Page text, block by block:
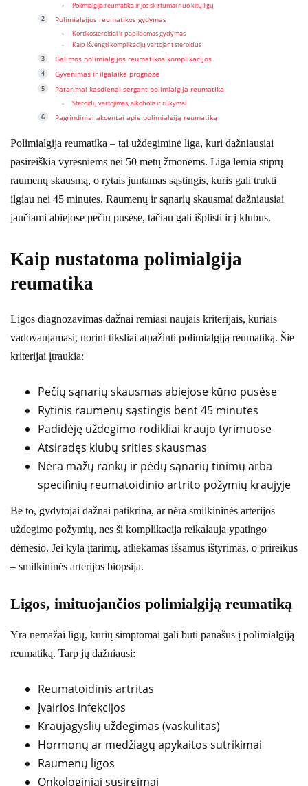
Polimialgija reumatika ir jos skirtumai nuo kitų ligų
Polimialgijos reumatikos gydymas
Kortikosteroidai ir papildomas gydymas
Kaip išvengti komplikacijų vartojant steroidus
Galimos polimialgijos reumatikos komplikacijos
Gyvenimas ir ilgalaikė prognozė
Patarimai kasdienai sergant polimialgija reumatika
Steroidų vartojimas, alkoholis ir rūkymai
Pagrindiniai akcentai apie polimialgiją reumatiką
Polimialgija reumatika – tai uždegiminė liga, kuri dažniausiai
pasireiškia vyresniems nei 50 metų žmonėms. Liga lemia stiprų
raumenų skausmą, o rytais juntamas sąstingis, kuris gali trukti
ilgiau nei 45 minutes. Raumenų ir sąnarių skausmai dažniausiai
jaučiami abiejose pečių pusėse, tačiau gali išplisti ir į klubus.
Kaip nustatoma polimialgija
reumatika
Ligos diagnozavimas dažnai remiasi naujais kriterijais, kuriais
vadovaujamasi, norint tiksliai atpažinti polimialgiją reumatiką. Šie
kriterijai įtraukia:
Pečių sąnarių skausmas abiejose kūno pusėse
Rytinis raumenų sąstingis bent 45 minutes
Padidėję uždegimo rodikliai kraujo tyrimuose
Atsiradęs klubų srities skausmas
Nėra mažų rankų ir pėdų sąnarių tinimų arba
specifinių reumatoidinio artrito požymių kraujyje
Be to, gydytojai dažnai patikrina, ar nėra smilkininės arterijos
uždegimo požymių, nes ši komplikacija reikalauja ypatingo
dėmesio. Jei kyla įtarimų, atliekamas išsamus ištyrimas, o prireikus
– smilkininės arterijos biopsija.
Ligos, imituojančios polimialgiją reumatiką
Yra nemažai ligų, kurių simptomai gali būti panašūs į polimialgiją
reumatiką. Tarp jų dažniausi:
Reumatoidinis artritas
Įvairios infekcijos
Kraujagyslių uždegimas (vaskulitas)
Hormonų ar medžiagų apykaitos sutrikimai
Raumenų ligos
Onkologiniai susirgimai